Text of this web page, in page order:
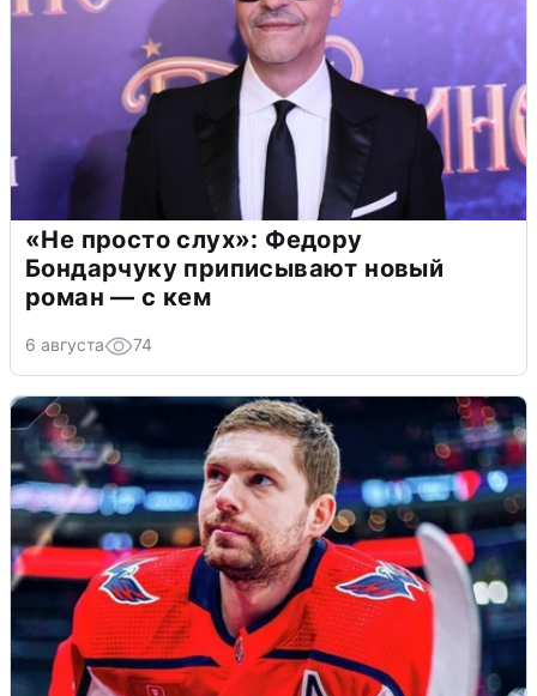
«Не просто слух»: Федору
Бондарчуку приписывают новый
роман — с кем
6 августа 74